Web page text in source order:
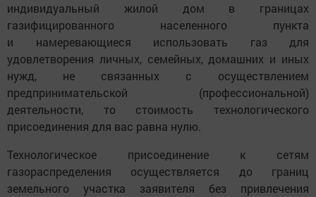
индивидуальный жилой дом в границах
газифицированного населенного пункта
и намеревающиеся использовать газ для
удовлетворения личных, семейных, домашних и иных
нужд, не связанных с осуществлением
предпринимательской (профессиональной)
деятельности, то стоимость технологического
присоединения для вас равна нулю.
Технологическое присоединение к сетям
газораспределения осуществляется до границ
земельного участка заявителя без привлечения